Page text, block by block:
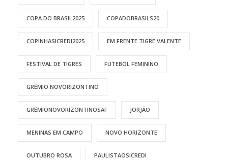
COPA DO BRASIL2025 COPADOBRASILS20
COPINHASICREDI2025 EM FRENTE TIGRE VALENTE
FESTIVAL DE TIGRES FUTEBOL FEMININO
GRÊMIO NOVORIZONTINO
GRÊMIONOVORIZONTINOSAF JORJÃO
MENINAS EM CAMPO NOVO HORIZONTE
OUTUBRO ROSA PAULISTAOSICREDI